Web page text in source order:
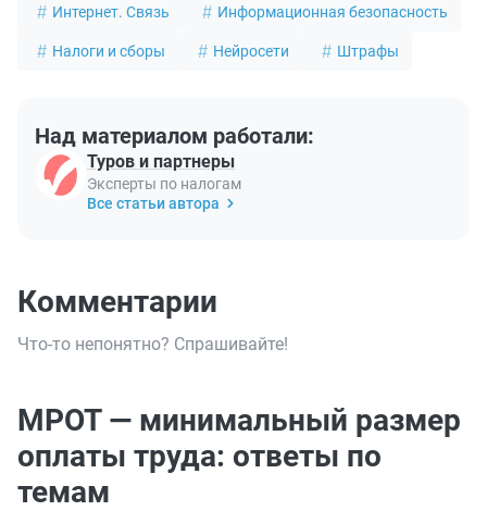
Интернет. Связь Информационная безопасность
Налоги и сборы Нейросети Штрафы
Над материалом работали:
Туров и партнеры
Эксперты по налогам
Все статьи автора
Комментарии
Что-то непонятно? Спрашивайте!
МРОТ — минимальный размер
оплаты труда: ответы по
темам